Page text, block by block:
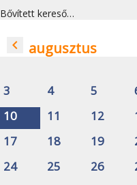
Bővített kereső…
navigate_before augusztus
3
4 5
10
11 12
17
18 19
24
25 26